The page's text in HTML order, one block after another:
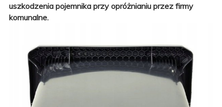
uszkodzenia pojemnika przy opróżnianiu przez firmy
komunalne.